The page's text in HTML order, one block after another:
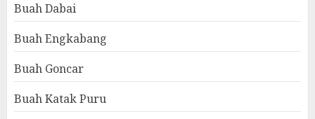
Buah Dabai
Buah Engkabang
Buah Goncar
Buah Katak Puru